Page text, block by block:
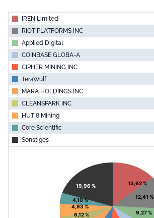
IREN Limited
RIOT PLATFORMS INC
Applied Digital
COINBASE GLOBA-A
CIPHER MINING INC
TeraWulf
MARA HOLDINGS INC
CLEANSPARK INC
HUT 8 Mining
Core Scientific
Sonstiges
Pie chart with 11 slices.
View as data table, Chart
13,62 %
12,41 %
9,27 %
6,12 %
4,93 %
4,10 %
19,96 %